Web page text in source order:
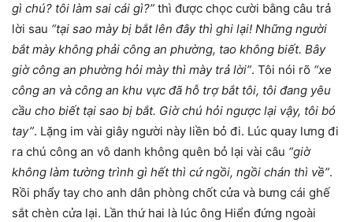
gì chú? tôi làm sai cái gì?” thì được chọc cười bằng câu trả
lời sau “tại sao mày bị bắt lên đây thì ghi lại! Những người
bắt mày không phải công an phường, tao không biết. Bây
giờ công an phường hỏi mày thì mày trả lời”. Tôi nói rõ “xe
công an và công an khu vực đã hỗ trợ bắt tôi, tôi đang yêu
cầu cho biết tại sao bị bắt. Giờ chú hỏi ngược lại vậy, tôi bó
tay”. Lặng im vài giây người này liền bỏ đi. Lúc quay lưng đi
ra chú công an vô danh không quên bỏ lại vài câu “giờ
không làm tường trình gì hết thì cứ ngồi, ngồi chán thì về”.
Rồi phẩy tay cho anh dân phòng chốt cửa và bưng cái ghế
sắt chèn cửa lại. Lần thứ hai là lúc ông Hiển đứng ngoài